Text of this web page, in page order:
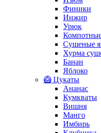
Финики
Инжир
Урюк
Сушеные
Хурма
Банан
Яблоко
🥝 Цукаты
Ананас
Кумкваты
Вишня
Манго
Имбирь